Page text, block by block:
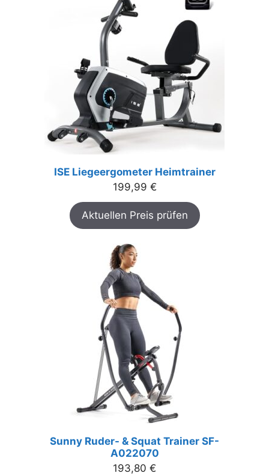
ISE Liegeergometer Heimtrainer
199,99 €
Aktuellen Preis prüfen
Sunny Ruder- & Squat Trainer SF-
A022070
193,80 €